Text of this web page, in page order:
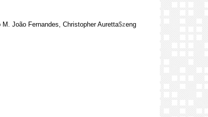
M. João Fernandes, Christopher Auretta$zeng